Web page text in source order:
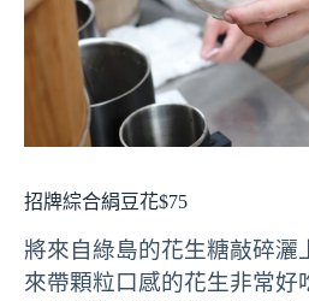
招牌綜合絹豆花$75
將來自綠島的花生糖敲碎灑
來帶顆粒口感的花生非常好